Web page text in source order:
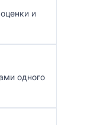
и
одного